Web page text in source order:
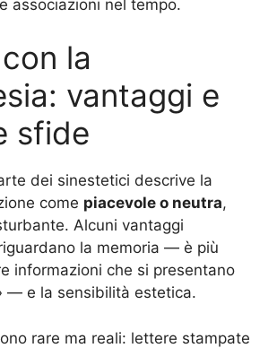
associazioni nel tempo.
la
vantaggi e
sfide
dei sinestetici descrive la
come piacevole o neutra,
Alcuni vantaggi
la memoria — è più
informazioni che si presentano
— e la sensibilità estetica.
rare ma reali: lettere stampate